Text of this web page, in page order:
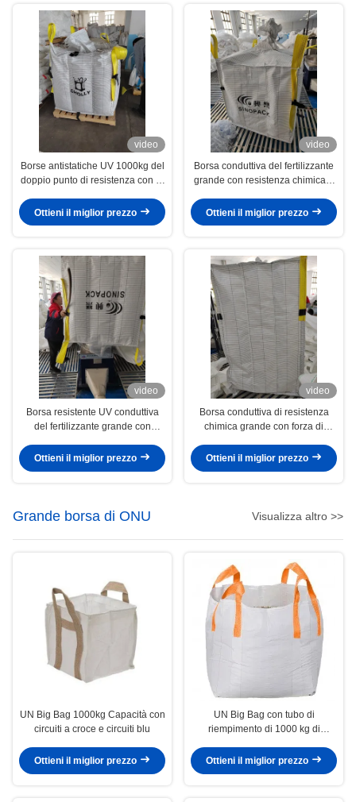
video
Borse antistatiche UV 1000kg del
doppio punto di resistenza con di
elettricità statica 0.5s
Ottieni il miglior prezzo
video
Borsa conduttiva del fertilizzante
grande con resistenza chimica e
Ottieni il miglior prezzo
video
Borsa resistente UV conduttiva
del fertilizzante grande con
Ottieni il miglior prezzo
video
Borsa conduttiva di resistenza
chimica grande con forza di
dimensione bene
Ottieni il miglior prezzo
Grande borsa di ONU Visualizza altro >>
UN Big Bag 1000kg Capacità con
circuiti a croce e circuiti blu
Ottieni il miglior prezzo
UN Big Bag con tubo di
riempimento di 1000 kg di
quantità
Ottieni il miglior prezzo